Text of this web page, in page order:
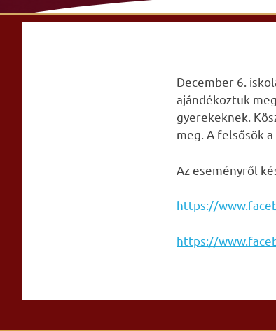
December 6.
ajándékoztuk
gyerekeknek.
meg. A felsősök
Az eseményről
https://
https://